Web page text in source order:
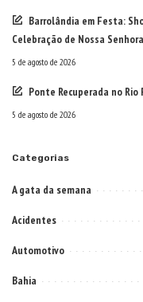
Barrolândia em Festa:
Celebração de Nossa
5 de agosto de 2026
Ponte Recuperada no
5 de agosto de 2026
Categorias
A gata da semana
Acidentes
Automotivo
Bahia